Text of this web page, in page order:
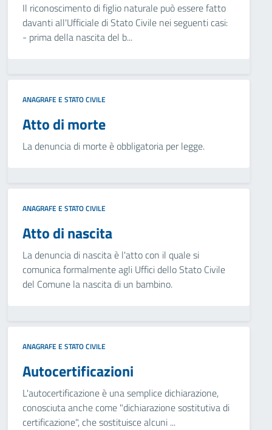
Il riconoscimento di figlio naturale può essere fatto
davanti all'Ufficiale di Stato Civile nei seguenti casi:
- prima della nascita del b...
ANAGRAFE E STATO CIVILE
Atto di morte
La denuncia di morte è obbligatoria per legge.
ANAGRAFE E STATO CIVILE
Atto di nascita
La denuncia di nascita è l'atto con il quale si
comunica formalmente agli Uffici dello Stato Civile
del Comune la nascita di un bambino.
ANAGRAFE E STATO CIVILE
Autocertificazioni
L'autocertificazione è una semplice dichiarazione,
conosciuta anche come "dichiarazione sostitutiva di
certificazione", che sostituisce alcuni ...